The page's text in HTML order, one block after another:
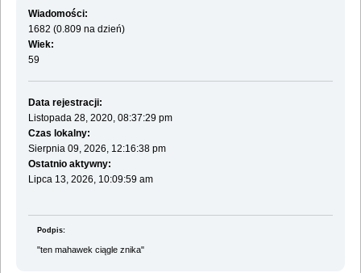
Wiadomości:
1682 (0.809 na dzień)
Wiek:
59
Data rejestracji:
Listopada 28, 2020, 08:37:29 pm
Czas lokalny:
Sierpnia 09, 2026, 12:16:38 pm
Ostatnio aktywny:
Lipca 13, 2026, 10:09:59 am
Podpis:
"ten mahawek ciągle znika"